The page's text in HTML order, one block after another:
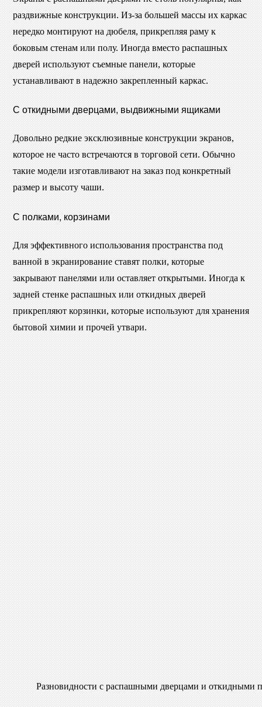
раздвижные конструкции. Из-за большей массы их каркас
нередко монтируют на дюбеля, прикрепляя раму к
боковым стенам или полу. Иногда вместо распашных
дверей используют съемные панели, которые
устанавливают в надежно закрепленный каркас.
С откидными дверцами, выдвижными ящиками
Довольно редкие эксклюзивные конструкции экранов,
которое не часто встречаются в торговой сети. Обычно
такие модели изготавливают на заказ под конкретный
размер и высоту чаши.
С полками, корзинами
Для эффективного использования пространства под
ванной в экранирование ставят полки, которые
закрывают панелями или оставляет открытыми. Иногда к
задней стенке распашных или откидных дверей
прикрепляют корзинки, которые используют для хранения
бытовой химии и прочей утвари.
Разновидности с распашными дверцами и откидными